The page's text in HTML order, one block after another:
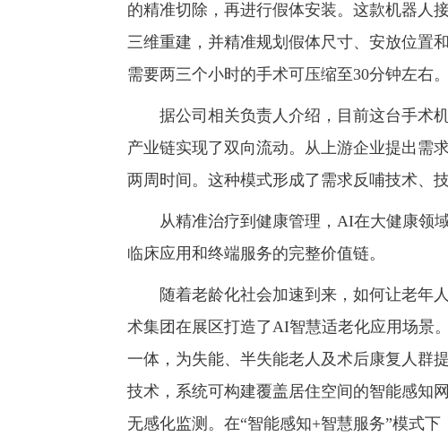
的精准切除，再进行假体安装。这款机器人
三维重建，并精准规划假体尺寸、安放位置
需要两三个小时的手术可压缩至30分钟左右。
据公司相关负责人介绍，目前这台手术机
产业链实现了双向流动。从上游企业提出需
两周时间。这种模式形成了需求反哺技术、
从精准治疗到健康管理，AI在大健康领域
临床应用和终端服务的完整价值链。
随着老龄化社会加速到来，如何让老年人
术集团在展区打造了AI智慧适老化应用场景
一体，为失能、半失能老人及术后康复人群
技术，系统可构建覆盖居住空间的智能感知
无感化监测。在“智能感知+智慧服务”模